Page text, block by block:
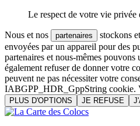
Le respect de votre vie privée
Nous et nos partenaires
stockons
envoyées par un appareil pour des
partenaires et nous-mêmes
également refuser de donner votre
peuvent ne pas nécessiter votre
IABGPP_HDR_GppString cookie.
PLUS D'OPTIONS JE REFUSE